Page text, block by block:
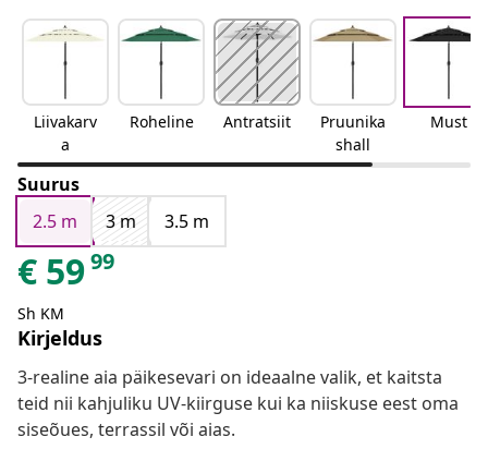
Liivakarv
a
Roheline Antratsiit
Pruunika
shall
Must
Suurus
2.5 m
3 m 3.5 m
€ 5999
Sh KM
Kirjeldus
3-realine aia päikesevari on ideaalne valik, et kaitsta
teid nii kahjuliku UV-kiirguse kui ka niiskuse eest oma
siseõues, terrassil või aias.